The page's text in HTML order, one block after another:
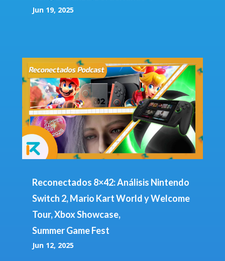
Jun 19, 2025
Reconectados 8×42: Análisis Nintendo
Switch 2, Mario Kart World y Welcome
Tour, Xbox Showcase,
Summer Game Fest
Jun 12, 2025